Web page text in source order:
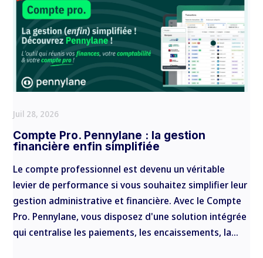
Compte Pro. Pennylane : la gestion
financière enfin simplifiée
Juil 28, 2026
Le compte professionnel est devenu un véritable
levier de performance si vous souhaitez simplifier leur
gestion administrative et financière. Avec le Compte
Pro. Pennylane, vous disposez d'une solution intégrée
qui centralise les paiements, les encaissements, la...